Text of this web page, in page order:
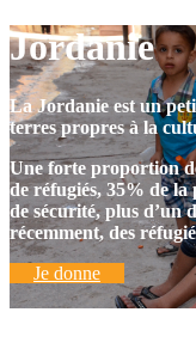
Jordanie
La Jordanie est un
terres propres à la
Une forte proportion
de réfugiés, 35% de la
de sécurité, plus d’un
récemment, des
Je donne